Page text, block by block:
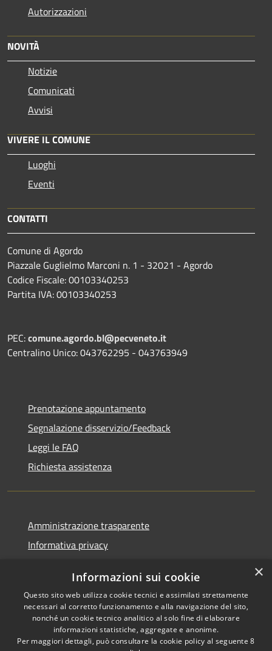
Autorizzazioni
NOVITÀ
Notizie
Comunicati
Avvisi
VIVERE IL COMUNE
Luoghi
Eventi
CONTATTI
Comune di Agordo
Piazzale Guglielmo Marconi n. 1 - 32021 - Agordo
Codice Fiscale: 00103340253
Partita IVA: 00103340253
PEC:comune.agordo.bl@pecveneto.it
Centralino Unico: 043762295 - 043763949
Prenotazione appuntamento
Segnalazione disservizio/Feedback
Leggi le FAQ
Richiesta assistenza
Amministrazione trasparente
Informativa privacy
Dichiarazione di accessibilità
RSS Copyright © 2026 • Comune di
×
Informazioni sui cookie
Questo sito web utilizza cookie tecnici e assimilati strettamente
necessari al corretto funzionamento e alla navigazione del sito,
nonché un cookie tecnico analitico al solo fine di elaborare
informazioni statistiche, aggregate e anonime.
Per maggiori dettagli, può consultare la cookie policy al seguente8